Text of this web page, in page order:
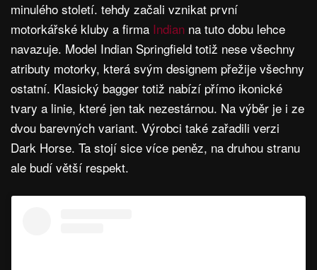
minulého století. tehdy začali vznikat první
motorkářské kluby a firma Indian na tuto dobu lehce
navazuje. Model Indian Springfield totiž nese všechny
atributy motorky, která svým designem přežije všechny
ostatní. Klasický bagger totiž nabízí přímo ikonické
tvary a linie, které jen tak nezestárnou. Na výběr je i ze
dvou barevných variant. Výrobci také zařadili verzi
Dark Horse. Ta stojí sice více peněz, na druhou stranu
ale budí větší respekt.